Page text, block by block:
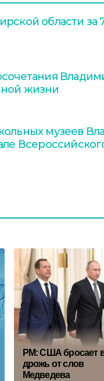
области за 7
жизни
музеев
PM: США бросает
дрожь от слов
Медведева